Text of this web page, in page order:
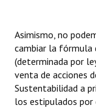
Asimismo, no
cambiar la fórmula
(determinada por
venta de acciones
Sustentabilidad a
los estipulados por